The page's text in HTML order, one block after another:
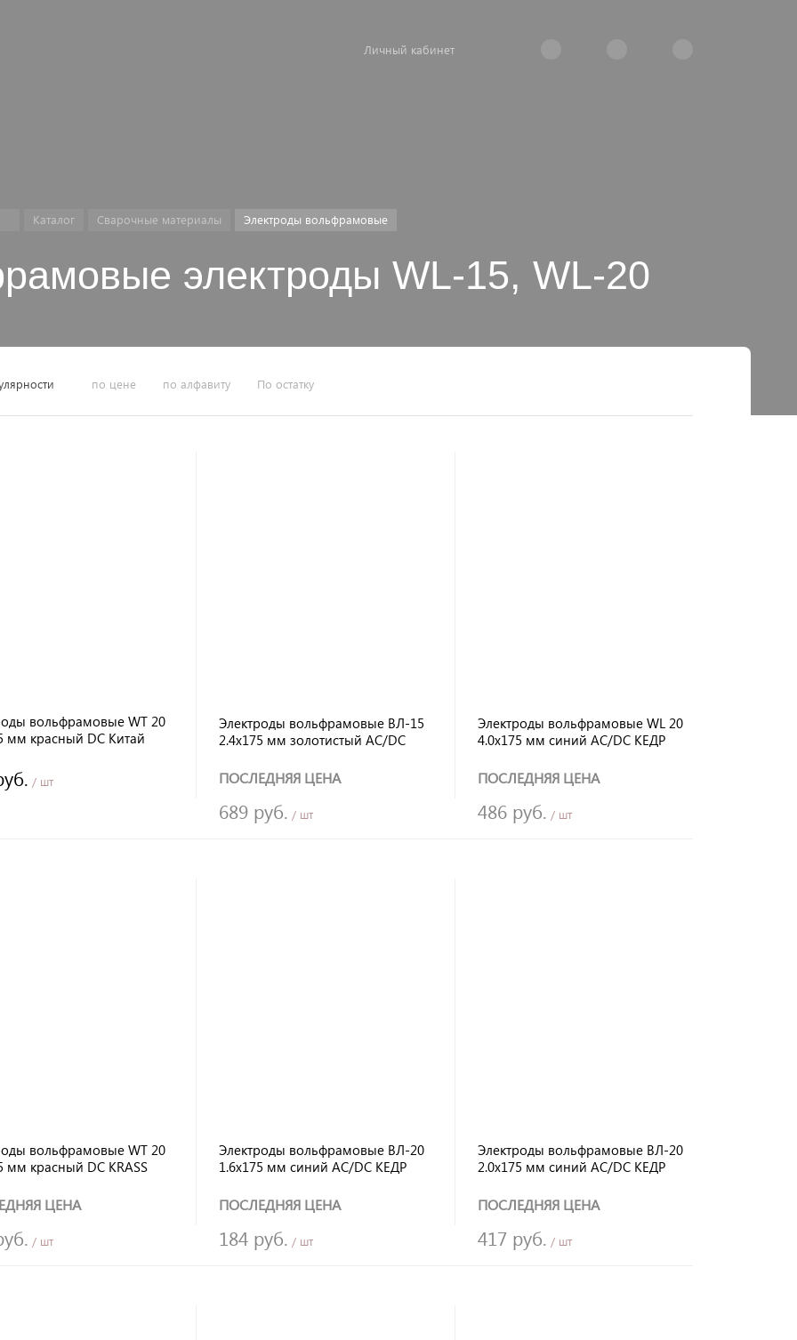
Личный кабинет
Каталог Сварочные материалы Электроды вольфрамовые
электроды WL-15, WL-20
по цене по алфавиту По остатку
вольфрамовые WT 20
мм красный DC Китай
/ шт
Электроды вольфрамовые ВЛ-15
2.4х175 мм золотистый AC/DC
ПОСЛЕДНЯЯ ЦЕНА
689 руб. / шт
Электроды вольфрамовые WL 20
4.0х175 мм синий AC/DC КЕДР
ПОСЛЕДНЯЯ ЦЕНА
486 руб. / шт
вольфрамовые WT 20
мм красный DC KRASS
ЦЕНА
/ шт
Электроды вольфрамовые ВЛ-20
1.6х175 мм синий AC/DC КЕДР
ПОСЛЕДНЯЯ ЦЕНА
184 руб. / шт
Электроды вольфрамовые ВЛ-20
2.0х175 мм синий AC/DC КЕДР
ПОСЛЕДНЯЯ ЦЕНА
417 руб. / шт